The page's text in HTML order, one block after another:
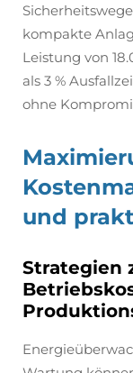
kompakte
Leistung von
als 3 %
ohne
und
Strategien